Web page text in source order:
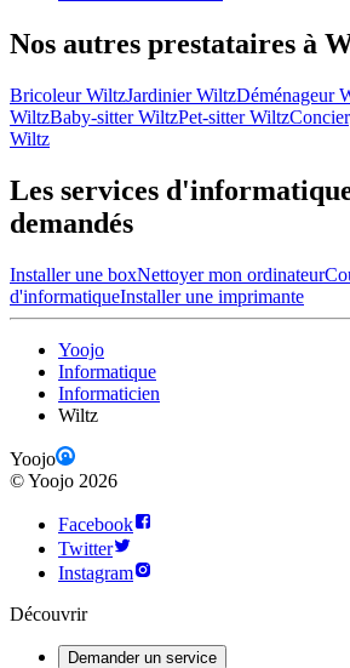
Nos autres prestataires à
Bricoleur WiltzJardinier WiltzDéménageur
WiltzBaby-sitter WiltzPet-sitter Wiltz
Wiltz
Les services
demandés
Installer une boxNettoyer mon ordinateur
d'informatiqueInstaller une imprimante
Yoojo
Informatique
Informaticien
Wiltz
Yoojo
©Yoojo 2026
Facebook
Twitter
Instagram
Découvrir
Demander un service